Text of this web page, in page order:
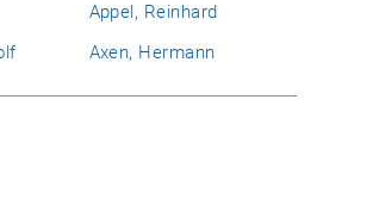
Appel, Reinhard
Axen, Hermann